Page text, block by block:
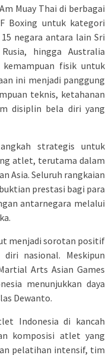
Muay Thai di berbagai
Boxing untuk kategori
negara antara lain Sri
hingga Australia
fisik untuk
ini menjadi panggung
teknis, ketahanan
disiplin bela diri yang
strategis untuk
atlet, terutama dalam
Asia. Seluruh rangkaian
prestasi bagi para
antarnegara melalui
menjadi sorotan positif
nasional. Meskipun
Arts Asian Games
menunjukkan daya
Dewanto.
Indonesia di kancah
komposisi atlet yang
pelatihan intensif, tim